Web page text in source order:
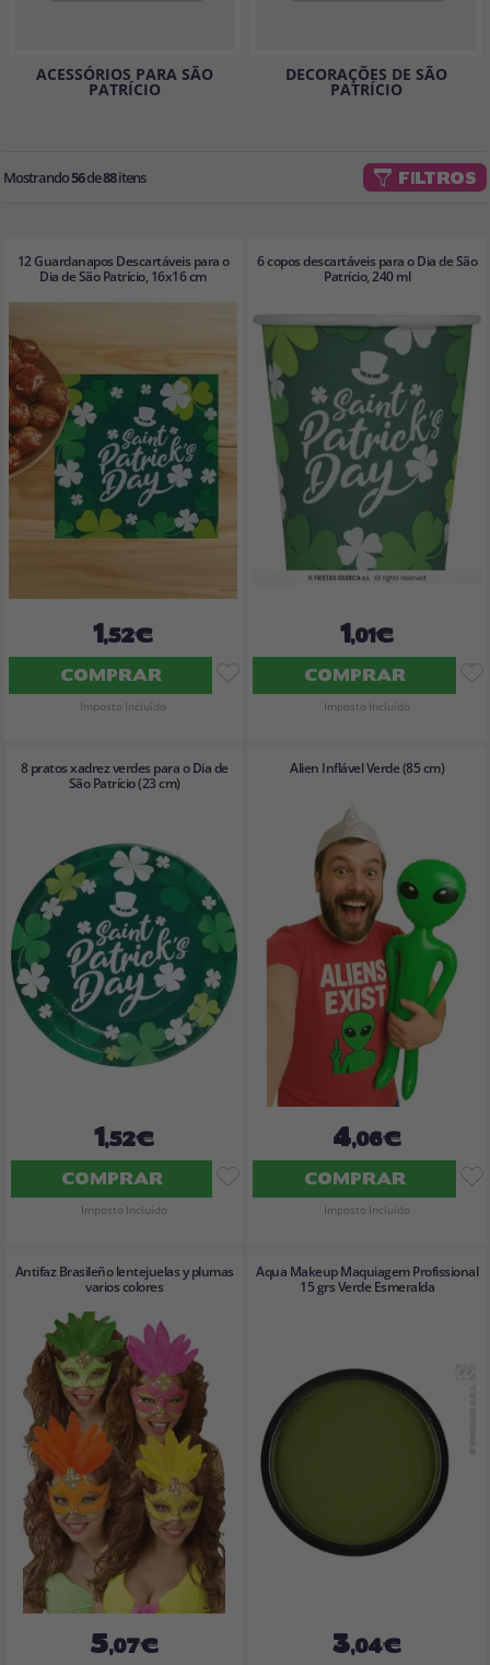
ACESSÓRIOS PARA SÃO
PATRÍCIO
DECORAÇÕES DE SÃO
PATRÍCIO
Mostrando56de88itens FILTROS
12 Guardanapos Descartáveis para o
Dia de São Patrício, 16x16 cm
1,52€
COMPRAR
Imposto Incluído
6 copos descartáveis para o Dia de São
Patrício, 240 ml
1,01€
COMPRAR
Imposto Incluído
8 pratos xadrez verdes para o Dia de
São Patrício (23 cm)
1,52€
COMPRAR
Imposto Incluído
Alien Inflável Verde (85 cm)
4,06€
COMPRAR
Imposto Incluído
Antifaz Brasileño lentejuelas y plumas
varios colores
5,07€
Aqua Makeup Maquiagem Profissional
15 grs Verde Esmeralda
3,04€